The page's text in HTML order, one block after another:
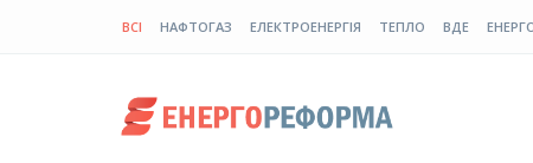
ВСІ НАФТОГАЗ ЕЛЕКТРОЕНЕРГІЯ ТЕПЛО ВДЕ